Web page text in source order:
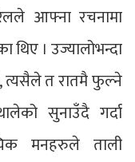
आफ्ना रचनामा
थिए । उज्यालोभन्दा
त्यसैले त रातमै फुल्ने
सुनाउँदै गर्दा
मनहरुले ताली